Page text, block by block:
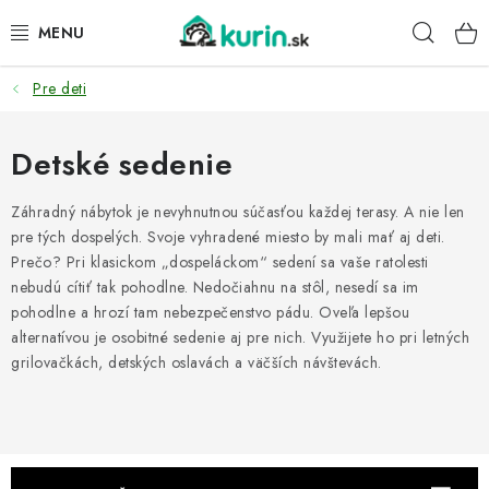
na
PRE HYDINU
PRE PSY
PRE ZAJACE
PRE DETI
ZÁHRADA
DOMÁCI WELLNESS
Pre deti
Detské sedenie
Záhradný nábytok je nevyhnutnou súčasťou každej terasy. A nie len
pre tých dospelých. Svoje vyhradené miesto by mali mať aj deti.
Prečo? Pri klasickom „dospeláckom“ sedení sa vaše ratolesti
nebudú cítiť tak pohodlne. Nedočiahnu na stôl, nesedí sa im
pohodlne a hrozí tam nebezpečenstvo pádu. Oveľa lepšou
alternatívou je osobitné sedenie aj pre nich. Využijete ho pri letných
grilovačkách, detských oslavách a väčších návštevách.